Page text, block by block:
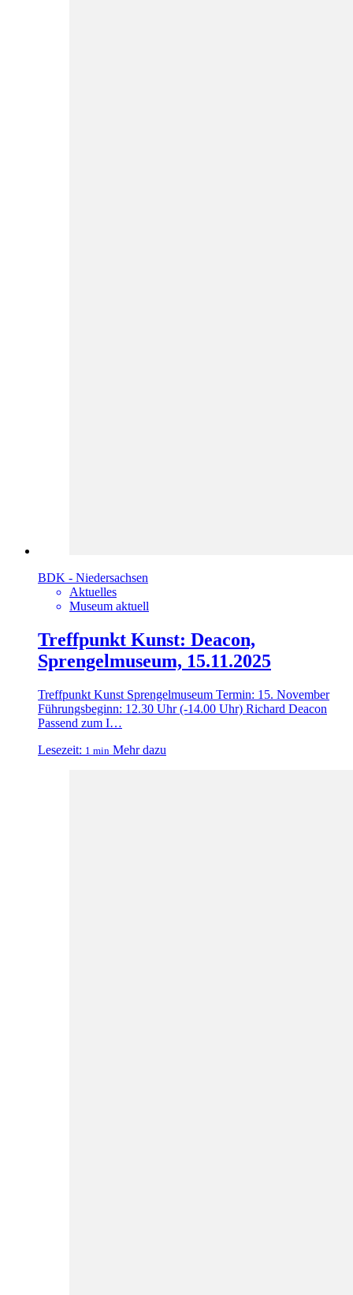
BDK - Niedersachsen
Aktuelles
Museum aktuell
Treffpunkt Kunst: Deacon,
Sprengelmuseum, 15.11.2025
Treffpunkt Kunst Sprengelmuseum Termin: 15. November
Führungsbeginn: 12.30 Uhr (-14.00 Uhr) Richard Deacon
Passend zum I…
Lesezeit: 1 min Mehr dazu